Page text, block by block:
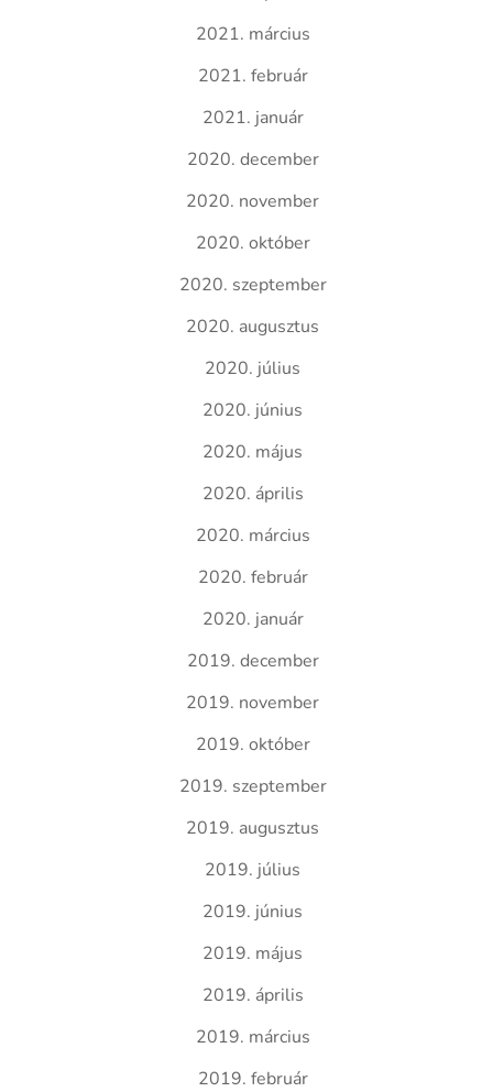
2021. március
2021. február
2021. január
2020. december
2020. november
2020. október
2020. szeptember
2020. augusztus
2020. július
2020. június
2020. május
2020. április
2020. március
2020. február
2020. január
2019. december
2019. november
2019. október
2019. szeptember
2019. augusztus
2019. július
2019. június
2019. május
2019. április
2019. március
2019. február